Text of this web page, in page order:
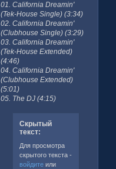
01. California Dreamin'
(Tek-House Single) (3:34)
02. California Dreamin'
(Clubhouse Single) (3:29)
03. California Dreamin'
(Tek-House Extended)
(4:46)
04. California Dreamin'
(Clubhouse Extended)
(5:01)
05. The DJ (4:15)
Скрытый
текст:
Для просмотра
скрытого текста -
войдитеили